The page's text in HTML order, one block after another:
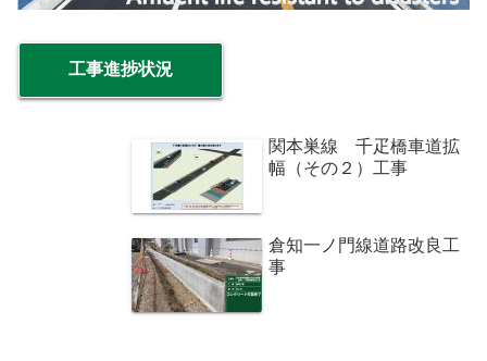
工事進捗状況
関本巣線 千疋橋車道拡
幅（その２）工事
倉知一ノ門線道路改良工
事